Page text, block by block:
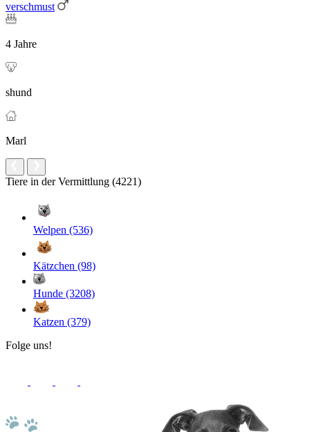
verschmust
4 Jahre
shund
Marl
Tiere in der Vermittlung (4221)
Welpen (536)
Kätzchen (98)
Hunde (3208)
Katzen (379)
Folge uns!